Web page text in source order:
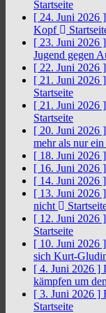
Startseite
[ 24. Juni 2026 ]
Kopf
[ 23. Juni 2026 ]
Jugend gegen
[ 22. Juni 2026 ]
[ 21. Juni 2026 ]
Startseite
[ 21. Juni 2026 ]
Startseite
[ 20. Juni 2026 ]
mehr als nur
[ 18. Juni 2026 ]
[ 16. Juni 2026 ]
[ 14. Juni 2026 ]
[ 13. Juni 2026 ]
nicht
[ 12. Juni 2026 ]
Startseite
[ 10. Juni 2026 ]
sich Kurt-
[ 4. Juni 2026 ]
kämpfen um
[ 3. Juni 2026 ]
Startseite